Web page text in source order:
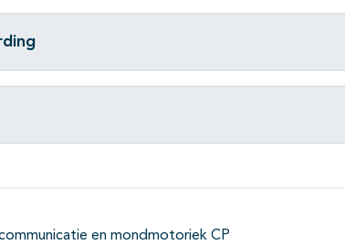
en mondmotoriek CP